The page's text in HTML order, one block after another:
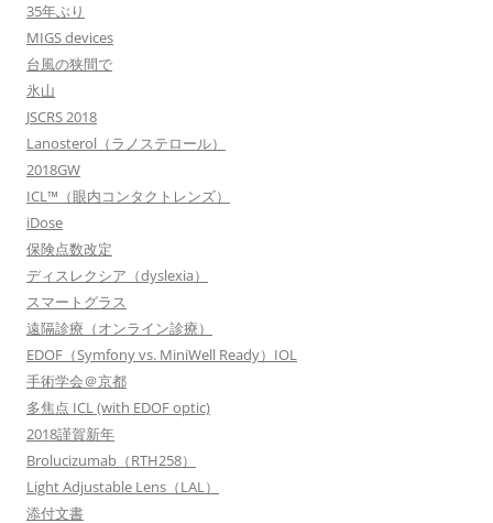
35年ぶり
MIGS devices
台風の狭間で
氷山
JSCRS 2018
Lanosterol（ラノステロール）
2018GW
ICL™（眼内コンタクトレンズ）
iDose
保険点数改定
ディスレクシア（dyslexia）
スマートグラス
遠隔診療（オンライン診療）
EDOF（Symfony vs. MiniWell Ready）IOL
手術学会＠京都
多焦点 ICL (with EDOF optic)
2018謹賀新年
Brolucizumab（RTH258）
Light Adjustable Lens（LAL）
添付文書